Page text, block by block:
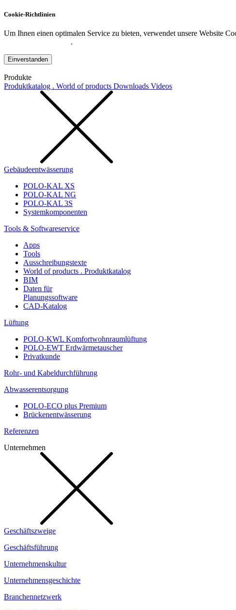
Cookie-Richtlinien
Um Ihnen einen optimalen Service zu bieten, verwendet unsere Website
.
Einverstanden
Produkte
Produktkatalog . World of products Downloads Videos
Gebäudeentwässerung
POLO-KAL XS
POLO-KAL NG
POLO-KAL 3S
Systemkomponenten
Tools & Softwareservice
Apps
Tools
Ausschreibungstexte
World of products . Produktkatalog
BIM
Daten für
Planungssoftware
CAD-Katalog
Lüftung
POLO-KWL Komfortwohnraumlüftung
POLO-EWT Erdwärmetauscher
Privatkunde
Rohr- und Kabeldurchführung
Abwasserentsorgung
POLO-ECO plus Premium
Brückenentwässerung
Referenzen
Unternehmen
Geschäftszweige
Geschäftsführung
Unternehmenskultur
Unternehmensgeschichte
Branchennetzwerk